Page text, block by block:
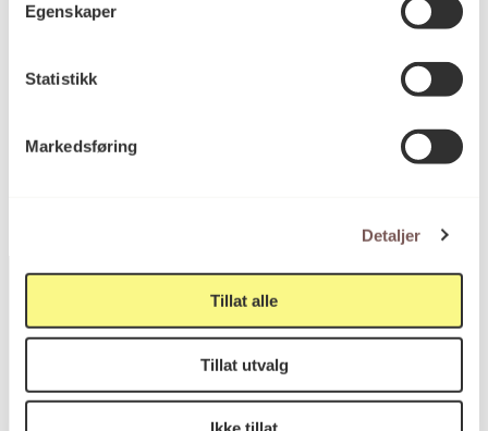
Egenskaper
Statistikk
Markedsføring
Detaljer
Tillat alle
Tillat utvalg
Postadresse